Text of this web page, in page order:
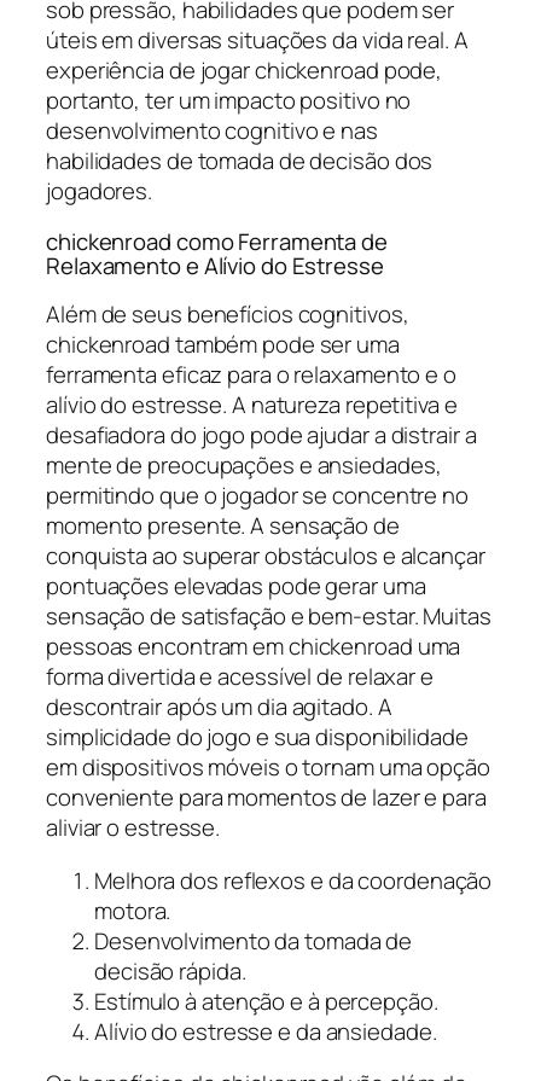
sob pressão, habilidades que podem ser
úteis em diversas situações da vida real. A
experiência de jogar chickenroad pode,
portanto, ter um impacto positivo no
desenvolvimento cognitivo e nas
habilidades de tomada de decisão dos
jogadores.
chickenroad como Ferramenta de
Relaxamento e Alívio do Estresse
Além de seus benefícios cognitivos,
chickenroad também pode ser uma
ferramenta eficaz para o relaxamento e o
alívio do estresse. A natureza repetitiva e
desafiadora do jogo pode ajudar a distrair a
mente de preocupações e ansiedades,
permitindo que o jogador se concentre no
momento presente. A sensação de
conquista ao superar obstáculos e alcançar
pontuações elevadas pode gerar uma
sensação de satisfação e bem-estar. Muitas
pessoas encontram em chickenroad uma
forma divertida e acessível de relaxar e
descontrair após um dia agitado. A
simplicidade do jogo e sua disponibilidade
em dispositivos móveis o tornam uma opção
conveniente para momentos de lazer e para
aliviar o estresse.
Melhora dos reflexos e da coordenação
motora.
Desenvolvimento da tomada de
decisão rápida.
Estímulo à atenção e à percepção.
Alívio do estresse e da ansiedade.